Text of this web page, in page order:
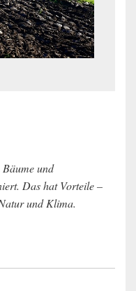
und
Das hat Vorteile –
und Klima.